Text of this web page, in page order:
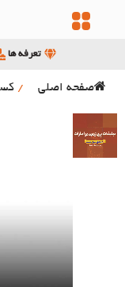
تعرفه ها
صفحه اصلی /